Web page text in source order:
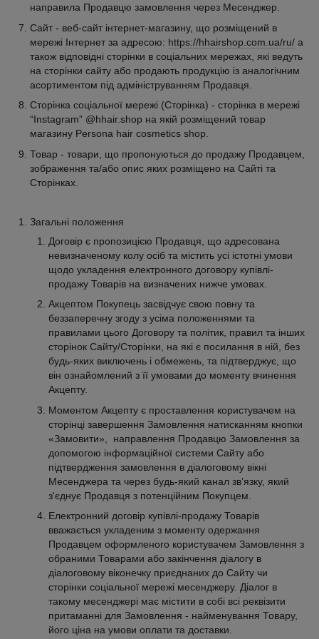
направила Продавцю замовлення через Месенджер.
Сайт - веб-сайт інтернет-магазину, що розміщений в
мережі Інтернет за адресою: https://hhairshop.com.ua/ru/ а
також відповідні сторінки в соціальних мережах, які ведуть
на сторінки сайту або продають продукцію із аналогічним
асортиментом під адмініструванням Продавця.
Сторінка соціальної мережі (Сторінка) - сторінка в мережі
“Instagram” @hhair.shop на якій розміщений товар
магазину Persona hair cosmetics shop.
Товар - товари, що пропонуються до продажу Продавцем,
зображення та/або опис яких розміщено на Сайті та
Сторінках.
Загальні положення
Договір є пропозицією Продавця, що адресована
невизначеному колу осіб та містить усі істотні умови
щодо укладення електронного договору купівлі-
продажу Товарів на визначених нижче умовах.
Акцептом Покупець засвідчує свою повну та
беззаперечну згоду з усіма положеннями та
правилами цього Договору та політик, правил та інших
сторінок Сайту/Сторінки, на які є посилання в ній, без
будь-яких виключень і обмежень, та підтверджує, що
він ознайомлений з її умовами до моменту вчинення
Акцепту.
Моментом Акцепту є проставлення користувачем на
сторінці завершення Замовлення натисканням кнопки
«Замовити», направлення Продавцю Замовлення за
допомогою інформаційної системи Сайту або
підтвердження замовлення в діалоговому вікні
Месенджера та через будь-який канал зв’язку, який
з'єднує Продавця з потенційним Покупцем.
Електронний договір купівлі-продажу Товарів
вважається укладеним з моменту одержання
Продавцем оформленого користувачем Замовлення з
обраними Товарами або закінчення діалогу в
діалоговому віконечку приєднаних до Сайту чи
сторінки соціальної мережі месенджеру. Діалог в
такому месенджері має містити в собі всі реквізити
притаманні для Замовлення - найменування Товару,
його ціна на умови оплати та доставки.